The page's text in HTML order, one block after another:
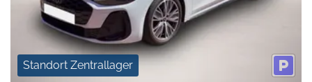
Standort Zentrallager